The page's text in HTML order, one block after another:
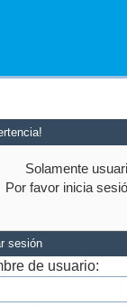
Solamente
Por favor inicia
sesión
de usuario: